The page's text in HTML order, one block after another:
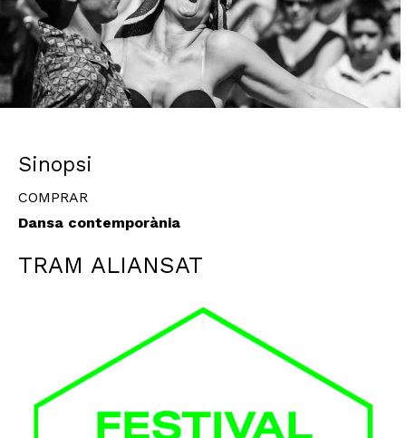
Sinopsi
COMPRAR
Dansa contemporània
TRAM ALIANSAT